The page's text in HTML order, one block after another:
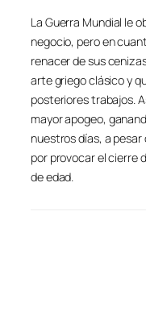
La Guerra Mundial le
negocio, pero en
renacer de sus
arte griego clásico y
posteriores trabajos.
mayor apogeo,
nuestros días, a pesar
por provocar el cierre
de edad.